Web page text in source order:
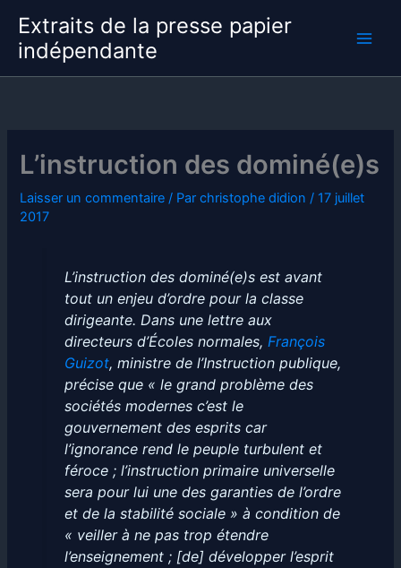
contenu
Extraits de la presse papier
indépendante
L’instruction des dominé(e)s
Laisser un commentaire / Parchristophe didion / 17 juillet
2017
L’instruction des dominé(e)s est avant
tout un enjeu d’ordre pour la classe
dirigeante. Dans une lettre aux
directeurs d’Écoles normales, François
Guizot, ministre de l’Instruction publique,
précise que « le grand problème des
sociétés modernes c’est le
gouvernement des esprits car
l’ignorance rend le peuple turbulent et
féroce ; l’instruction primaire universelle
sera pour lui une des garanties de l’ordre
et de la stabilité sociale » à condition de
« veiller à ne pas trop étendre
l’enseignement ; [de] développer l’esprit